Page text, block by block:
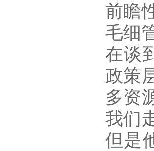
前瞻
毛细
在谈
政策
多资
我们
但是